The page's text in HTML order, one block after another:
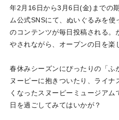
年2月16日から3月6日(金)までの
ム公式SNSにて、ぬいぐるみを使
のコンテンツが毎日投稿される。
やされながら、オープンの日を楽
春休みシーズンにぴったりの「ふ
ヌーピーに抱きついたり、ライ
くなったスヌーピーミュージアム
日を過ごしてみてはいかが？